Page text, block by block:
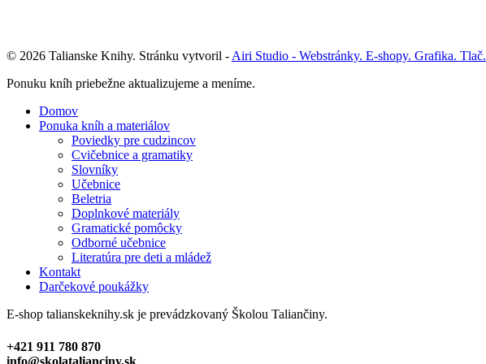
© 2026 Talianske Knihy. Stránku vytvoril -Airi Studio - Webstránky. E-shopy. Grafika. Tlač.
Close
Ponuku kníh priebežne aktualizujeme a meníme.
Domov
Ponuka kníh a materiálov
Poviedky pre cudzincov
Cvičebnice a gramatiky
Slovníky
Učebnice
Beletria
Doplnkové materiály
Gramatické pomôcky
Odborné učebnice
Literatúra pre deti a mládež
Kontakt
Darčekové poukážky
E-shop talianskeknihy.sk je prevádzkovaný Školou Taliančiny.
+421 911 780 870
info@skolatalianciny.sk